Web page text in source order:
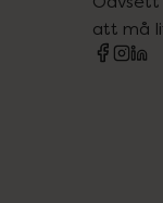
att må